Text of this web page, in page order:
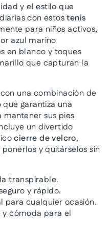
y el estilo que
con estostenis
para niños activos,
azul marino
en blanco y toques
que capturan la
una combinación de
que garantiza una
sus pies
un divertido
cierre de velcro,
y quitárselos sin
transpirable.
y rápido.
para cualquier ocasión.
y cómoda para el